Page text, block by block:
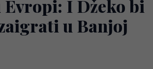
Evropi: I Džeko bi
u Banjoj